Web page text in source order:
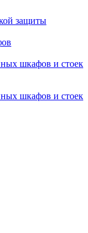
защиты
шкафов и стоек
шкафов и стоек